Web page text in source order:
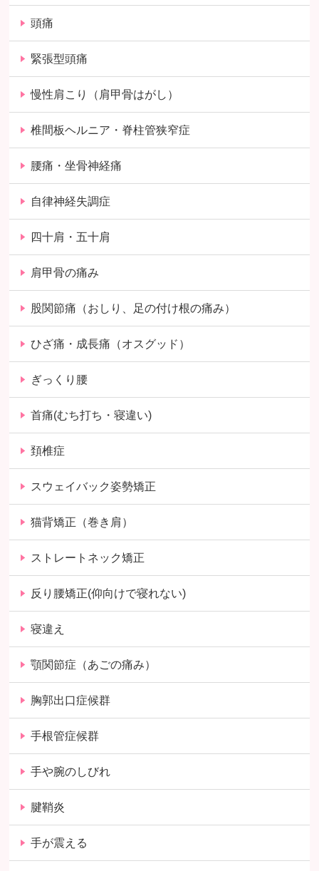
頭痛
緊張型頭痛
慢性肩こり（肩甲骨はがし）
椎間板ヘルニア・脊柱管狭窄症
腰痛・坐骨神経痛
自律神経失調症
四十肩・五十肩
肩甲骨の痛み
股関節痛（おしり、足の付け根の痛み）
ひざ痛・成長痛（オスグッド）
ぎっくり腰
首痛(むち打ち・寝違い)
頚椎症
スウェイバック姿勢矯正
猫背矯正（巻き肩）
ストレートネック矯正
反り腰矯正(仰向けで寝れない)
寝違え
顎関節症（あごの痛み）
胸郭出口症候群
手根管症候群
手や腕のしびれ
腱鞘炎
手が震える